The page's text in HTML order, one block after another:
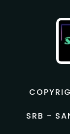
SRB -